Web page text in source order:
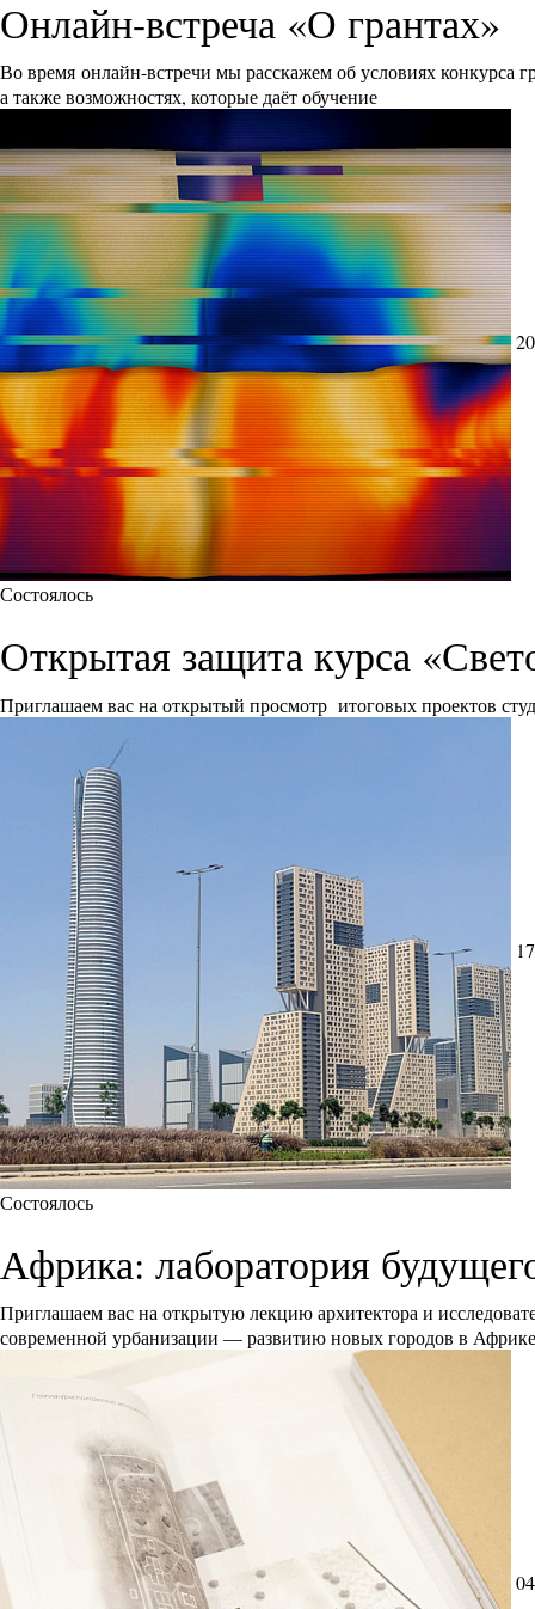
Онлайн-встреча «О грантах»
Во время онлайн-встречи мы расскажем об условиях
а также возможностях, которые даёт обучение
Состоялось
Открытая защита курса
Приглашаем вас на открытый просмотр итоговых проектов
Состоялось
Африка: лаборатория
Приглашаем вас на открытую лекцию архитектора и
современной урбанизации — развитию новых городов в Африке